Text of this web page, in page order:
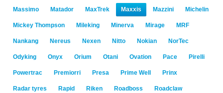
Massimo Matador MaxTrek Maxxis Mazzini Michelin
Mickey Thompson Mileking Minerva Mirage MRF
Nankang Nereus Nexen Nitto Nokian NorTec
Odyking Onyx Orium Otani Ovation Pace Pirelli
Powertrac Premiorri Presa Prime Well Prinx
Radar tyres Rapid Riken Roadboss Roadclaw